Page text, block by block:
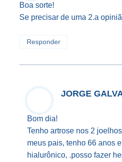
Boa sorte!
Se precisar de uma 2.a
Responder
JORGE
Bom dia!
Tenho artrose nos 2
meus pais, tenho 66 anos
hialurônico, .posso fazer